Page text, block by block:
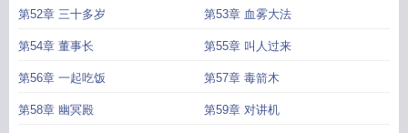
第52章 三十多岁 第53章 血雾大法
第54章 董事长 第55章 叫人过来
第56章 一起吃饭 第57章 毒箭木
第58章 幽冥殿 第59章 对讲机